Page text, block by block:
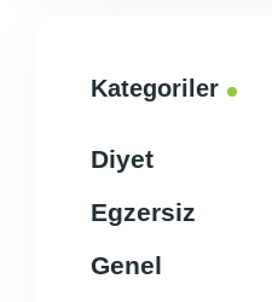
Kategoriler
Diyet
Egzersiz
Genel